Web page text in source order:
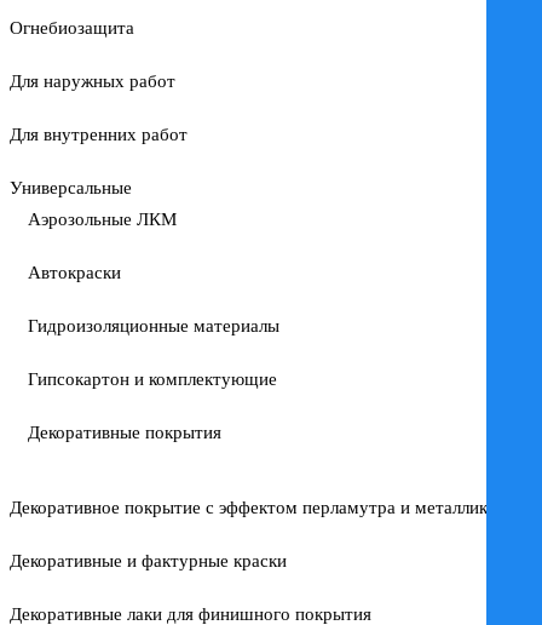
Огнебиозащита
Для наружных работ
Для внутренних работ
Универсальные
Аэрозольные ЛКМ
Автокраски
Гидроизоляционные материалы
Гипсокартон и комплектующие
Декоративные покрытия
Декоративное покрытие с эффектом перламутра и металлика
Декоративные и фактурные краски
Декоративные лаки для финишного покрытия